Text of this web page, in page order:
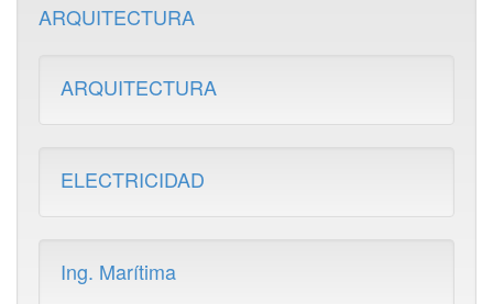
ARQUITECTURA
ARQUITECTURA
ELECTRICIDAD
Ing. Marítima